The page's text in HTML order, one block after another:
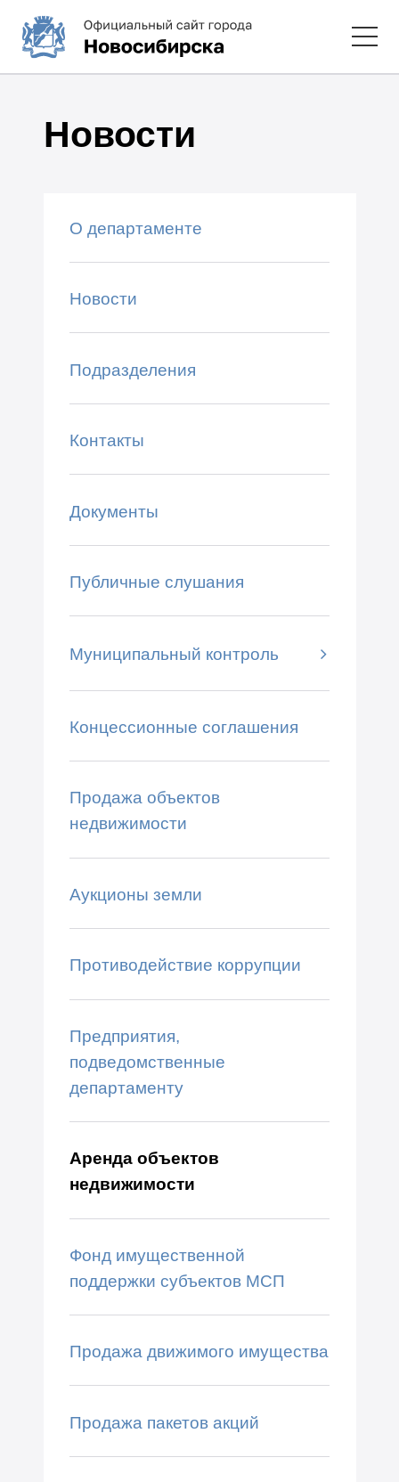
Новости
О департаменте
Новости
Подразделения
Контакты
Документы
Публичные слушания
Муниципальный контроль
Концессионные соглашения
Продажа объектов
недвижимости
Аукционы земли
Противодействие коррупции
Предприятия,
подведомственные
департаменту
Аренда объектов
недвижимости
Фонд имущественной
поддержки субъектов МСП
Продажа движимого имущества
Продажа пакетов акций